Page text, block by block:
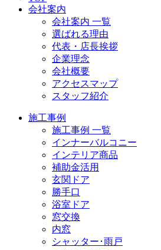
会社案内
会社案内 一覧
選ばれる理由
代表・店長挨拶
企業理念
会社概要
アクセスマップ
スタッフ紹介
施工事例
施工事例 一覧
インナーバルコニー
インテリア商品
補助金活用
玄関ドア
勝手口
浴室ドア
窓交換
内窓
シャッター･雨戸